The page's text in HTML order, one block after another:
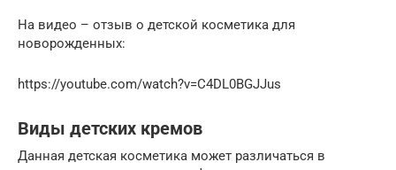
На видео – отзыв о детской косметика для
новорожденных:
https://youtube.com/watch?v=C4DL0BGJJus
Виды детских кремов
Данная детская косметика может различаться в